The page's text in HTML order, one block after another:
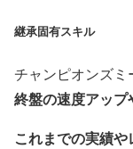
継承固有スキル
チャンピオンズミ
終盤の速度アップ
これまでの実績